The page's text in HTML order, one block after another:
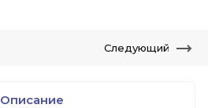
Следующий
Описание